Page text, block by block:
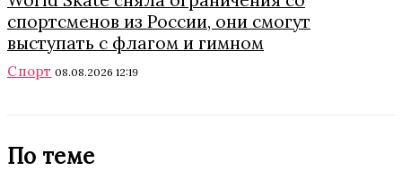
спортсменов из России, они смогут
выступать с флагом и гимном
Спорт 08.08.2026 12:19
По теме